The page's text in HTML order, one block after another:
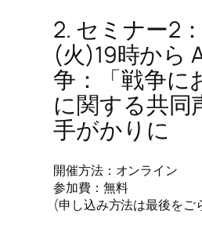
2. セミナー2
(火)19時から
争：「戦争に
に関する共同
手がかりに
開催方法：オンライン
参加費：無料
(申し込み方法は最後をご